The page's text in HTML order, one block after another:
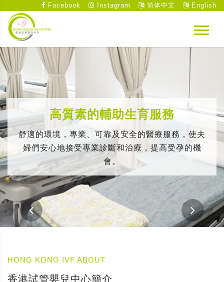
Facebook Instagram 简体中文 English
高質素的輔助生育服務
舒適的環境，專業、可靠及安全的醫療服務，使夫
婦們安心地接受專業診斷和治療，提高受孕的機
會。
HONG KONG IVF ABOUT
香港試管嬰兒中心簡介